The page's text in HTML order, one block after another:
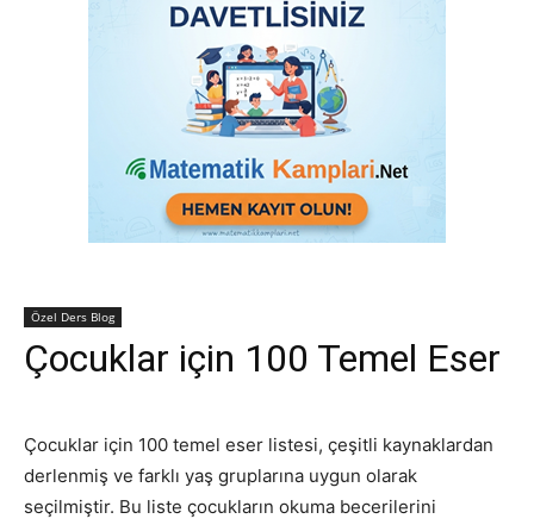
Özel Ders Blog
Çocuklar için 100 Temel Eser
Çocuklar için 100 temel eser listesi, çeşitli kaynaklardan
derlenmiş ve farklı yaş gruplarına uygun olarak
seçilmiştir. Bu liste çocukların okuma becerilerini